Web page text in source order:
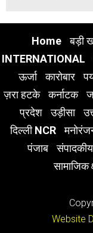
Home बड़ी
INTERNATIONAL
ऊर्जा
कारोबार
ज़रा हटके
कर्नाटक
प्रदेश
उड़ीसा
दिल्ली NCR
पंजाब
संपादकीय
सामाजिक
Website